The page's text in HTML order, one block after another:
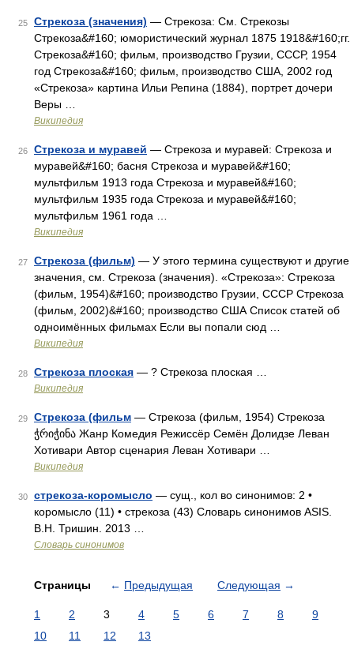
25 Стрекоза (значения) — Стрекоза: См. Стрекозы
Стрекоза&#160; юмористический журнал 1875 1918&#160;гг.
Стрекоза&#160; фильм, производство Грузии, СССР, 1954
год Стрекоза&#160; фильм, производство США, 2002 год
«Стрекоза» картина Ильи Репина (1884), портрет дочери
Веры …
Википедия
26 Стрекоза и муравей — Стрекоза и муравей: Стрекоза и
муравей&#160; басня Стрекоза и муравей&#160;
мультфильм 1913 года Стрекоза и муравей&#160;
мультфильм 1935 года Стрекоза и муравей&#160;
мультфильм 1961 года …
Википедия
27 Стрекоза (фильм) — У этого термина существуют и другие
значения, см. Стрекоза (значения). «Стрекоза»: Стрекоза
(фильм, 1954)&#160; производство Грузии, СССР Стрекоза
(фильм, 2002)&#160; производство США Список статей об
одноимённых фильмах Если вы попали сюд …
Википедия
28 Стрекоза плоская — ? Стрекоза плоская …
Википедия
29 Стрекоза (фильм — Стрекоза (фильм, 1954) Стрекоза
ჭრიჭინა Жанр Комедия Режиссёр Семён Долидзе Леван
Хотивари Автор сценария Леван Хотивари …
Википедия
30 стрекоза-коромысло — сущ., кол во синонимов: 2 •
коромысло (11) • стрекоза (43) Словарь синонимов ASIS.
В.Н. Тришин. 2013 …
Словарь синонимов
Страницы ← Предыдущая Следующая →
1 2 3 4 5 6 7 8
9
10
11 12 13